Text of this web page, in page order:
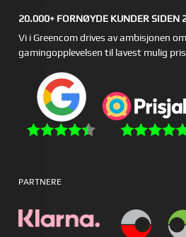
20.000+ FORNØYDE KUNDER SIDEN
Vi i Greencom drives av ambisjonen
gamingopplevelsen til lavest mulig
PARTNERE